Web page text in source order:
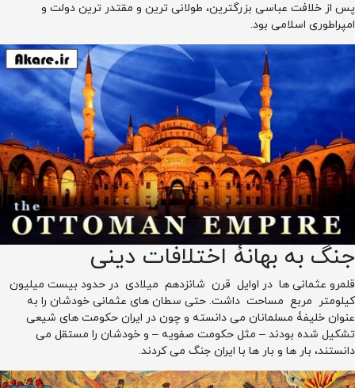
پس از خلافت عباسی بزرگترین، طولانی ترین و مقتدر ترین دولت و
امپراطوری اسلامی بود.
جنگ به بهانۀ اختلافات دینی
قلمرو عثمانی ها در اوایل قرن شانزدهم میلادی در حدود بیست میلیون
کیلومتر مربع مساحت داشت. حتی سطان های عثمانی خودشان را به
عنوان خلیفۀ مسلمانان می دانسته و چون در ایران حکومت های شیعی
تشکیل شده بودند – مثل حکومت صفویه – و خودشان را مستقل می
دانستند، بار ها و بار ها با ایران جنگ می کردند.